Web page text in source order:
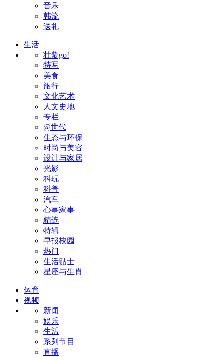
音乐
韩流
送礼
生活
壮龄go!
特写
美食
旅行
文化艺术
人文史地
专栏
@世代
生态与环保
时尚与美容
设计与家居
光影
科玩
科普
汽车
心事家事
精选
特辑
早报校园
热门
生活贴士
星座与生肖
体育
视频
新闻
娱乐
生活
系列节目
直播